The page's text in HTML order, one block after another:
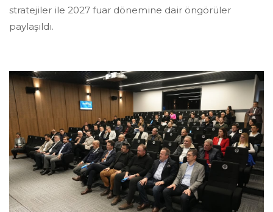
stratejiler ile 2027 fuar dönemine dair öngörüler
paylaşıldı.